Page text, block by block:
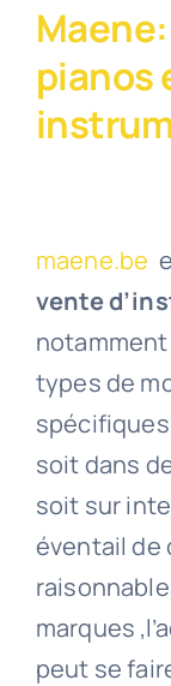
pianos
maene.be
vente
notamment
types de
soit dans
soit sur
éventail de
marques
peut se